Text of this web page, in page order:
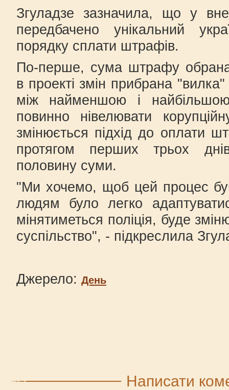
Згуладзе зазначила, що у
передбачено унікальний
порядку сплати штрафів.
По-перше, сума штрафу
в проекті змін прибрана
між найменшою і
повинно нівелювати
змінюється підхід до оплати
протягом перших трьох
половину суми.
"Ми хочемо, щоб цей процес
людям було легко
мінятиметься поліція, буде
суспільство", - підкреслила
Джерело: День
Написати